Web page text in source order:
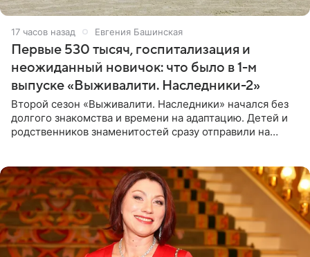
17 часов назад Евгения Башинская
Первые 530 тысяч, госпитализация и
неожиданный новичок: что было в 1-м
выпуске «Выживалити. Наследники-2»
Второй сезон «Выживалити. Наследники» начался без
долгого знакомства и времени на адаптацию. Детей и
родственников знаменитостей сразу отправили на